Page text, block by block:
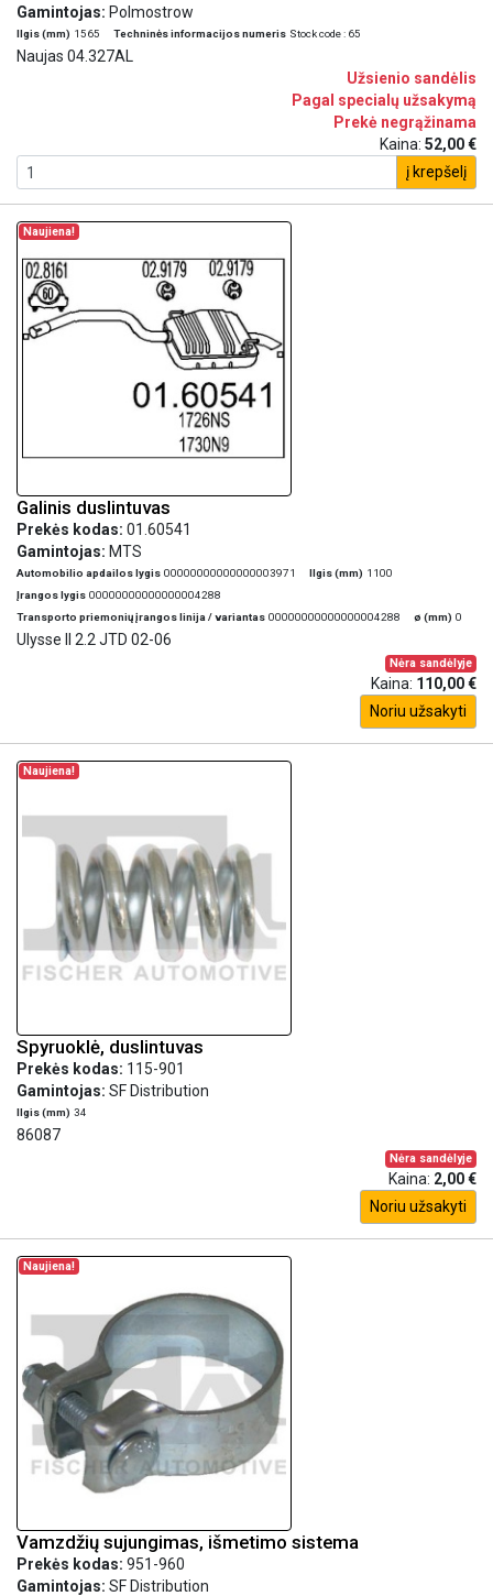
Gamintojas: Polmostrow
Ilgis (mm) 1565 Techninės informacijos numeris Stock code : 65
Naujas 04.327AL
Užsienio sandėlis
Pagal specialų užsakymą
Prekė negrąžinama
Kaina: 52,00 €
į krepšelį
Naujiena!
Galinis duslintuvas
Prekės kodas: 01.60541
Gamintojas: MTS
Automobilio apdailos lygis 00000000000000003971 Ilgis (mm) 1100
Įrangos lygis 00000000000000004288
Transporto priemonių įrangos linija / variantas 00000000000000004288 ø (mm) 0
Ulysse II 2.2 JTD 02-06
Nėra sandėlyje
Kaina: 110,00 €
Noriu užsakyti
Naujiena!
Spyruoklė, duslintuvas
Prekės kodas: 115-901
Gamintojas: SF Distribution
Ilgis (mm) 34
86087
Nėra sandėlyje
Kaina: 2,00 €
Noriu užsakyti
Naujiena!
Vamzdžių sujungimas, išmetimo sistema
Prekės kodas: 951-960
Gamintojas: SF Distribution